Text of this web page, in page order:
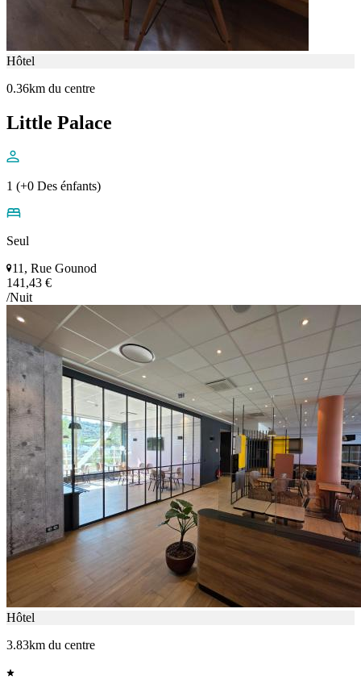
Hôtel
0.36km du centre
Little Palace
1 (+0 Des énfants)
Seul
11, Rue Gounod
141,43 €
/Nuit
Hôtel
3.83km du centre